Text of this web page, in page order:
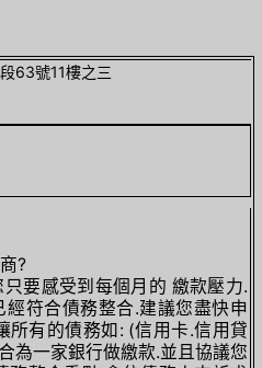
63號11樓之三
?
要感受到每個月的 繳款壓力.
符合債務整合.建議您盡快申
所有的債務如: (信用卡.信用貸
為一家銀行做繳款.並且協議您